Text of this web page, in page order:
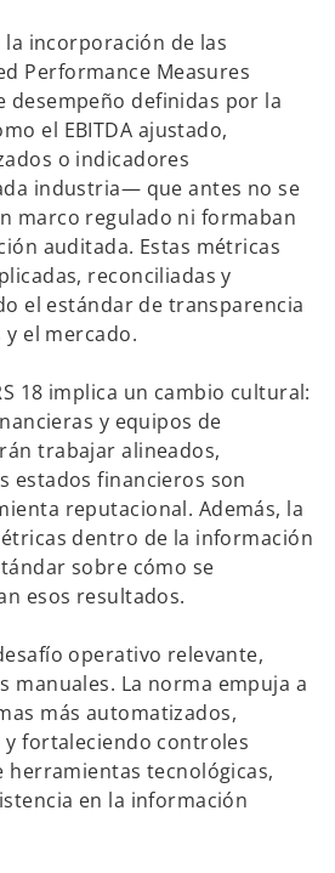
incorporación de las
Performance Measures
desempeño definidas por la
el EBITDA ajustado,
o indicadores
industria— que antes no se
marco regulado ni formaban
auditada. Estas métricas
reconciliadas y
el estándar de transparencia
el mercado.
18 implica un cambio cultural:
y equipos de
trabajar alineados,
estados financieros son
reputacional. Además, la
dentro de la información
sobre cómo se
esos resultados.
operativo relevante,
manuales. La norma empuja a
más automatizados,
fortaleciendo controles
herramientas tecnológicas,
en la información